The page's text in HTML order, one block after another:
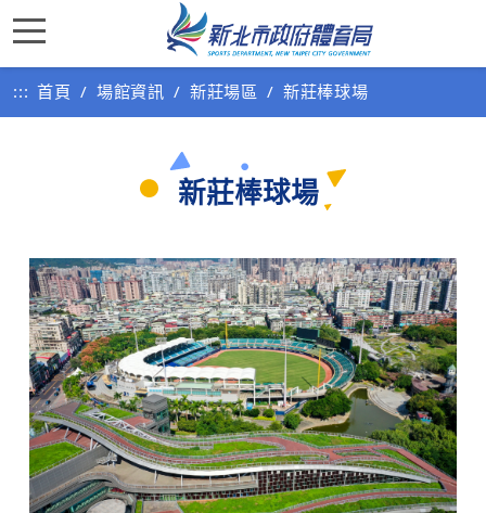
::: 首頁 場館資訊 新莊場區 新莊棒球場
新莊棒球場